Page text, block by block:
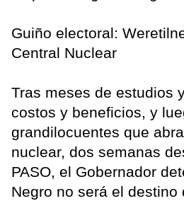
Guiño electoral:
Central Nuclear
Tras meses de estudios
costos y beneficios, y
grandilocuentes que
nuclear, dos semanas
PASO, el Gobernador
Negro no será el destino